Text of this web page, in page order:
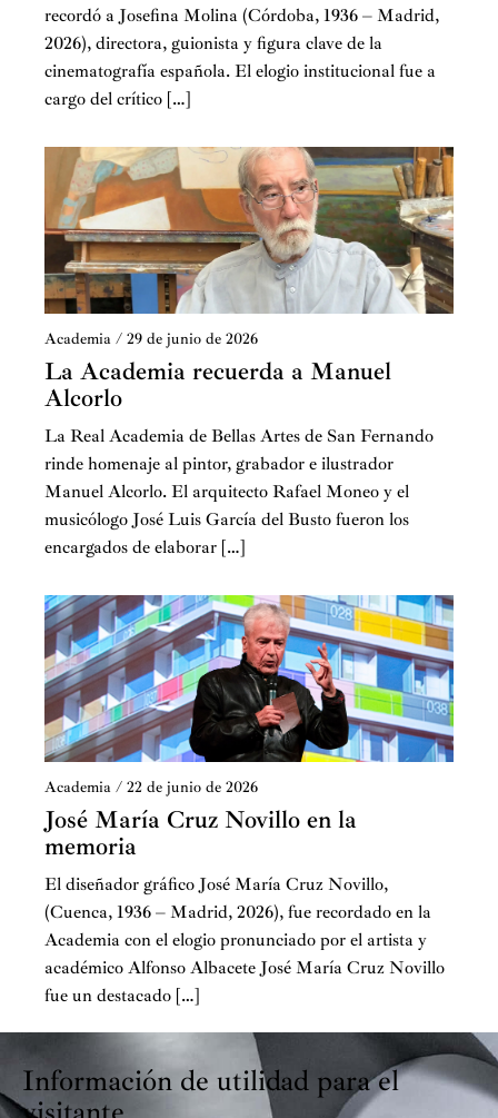
recordó a Josefina Molina (Córdoba, 1936 – Madrid,
2026), directora, guionista y figura clave de la
cinematografía española. El elogio institucional fue a
cargo del crítico […]
Academia / 29 de junio de 2026
La Academia recuerda a Manuel
Alcorlo
La Real Academia de Bellas Artes de San Fernando
rinde homenaje al pintor, grabador e ilustrador
Manuel Alcorlo. El arquitecto Rafael Moneo y el
musicólogo José Luis García del Busto fueron los
encargados de elaborar […]
Academia / 22 de junio de 2026
José María Cruz Novillo en la
memoria
El diseñador gráfico José María Cruz Novillo,
(Cuenca, 1936 – Madrid, 2026), fue recordado en la
Academia con el elogio pronunciado por el artista y
académico Alfonso Albacete José María Cruz Novillo
fue un destacado […]
Información de utilidad para el